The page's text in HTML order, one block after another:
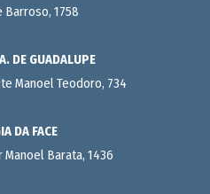
Barroso, 1758
DE GUADALUPE
Manoel Teodoro, 734
DA FACE
Manoel Barata, 1436